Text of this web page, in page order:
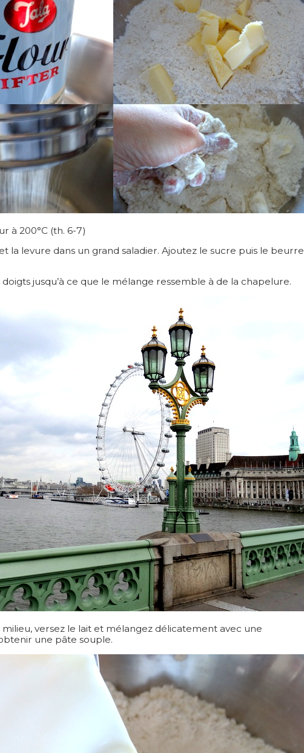
à 200°C (th. 6-7)
la levure dans un grand saladier. Ajoutez le sucre puis le beurre
jusqu’à ce que le mélange ressemble à de la chapelure.
milieu, versez le lait et mélangez délicatement avec une
une pâte souple.